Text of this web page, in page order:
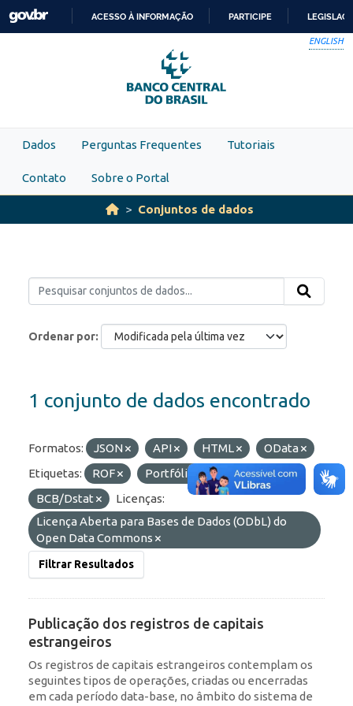
Skip to main content
PARA
O
CONTEÚDO
ACESSO À INFORMAÇÃO PARTICIPE
ENGLISH
Dados Perguntas Frequentes Tutoriais
Contato Sobre o Portal
Conjuntos de dados
Ordenar por
1 conjunto de dados encontrado
Formatos: JSON API HTML
OData
Etiquetas:
ROF Portfólio
Organizações:
BCB/Dstat
Licenças:
Licença Aberta para Bases de Dados (ODbL) do
Open Data Commons
Filtrar Resultados
Publicação dos registros de capitais
estrangeiros
Os registros de capitais estrangeiros contemplam os
seguintes tipos de operações, criadas ou encerradas
em cada período data-base, no âmbito do sistema de